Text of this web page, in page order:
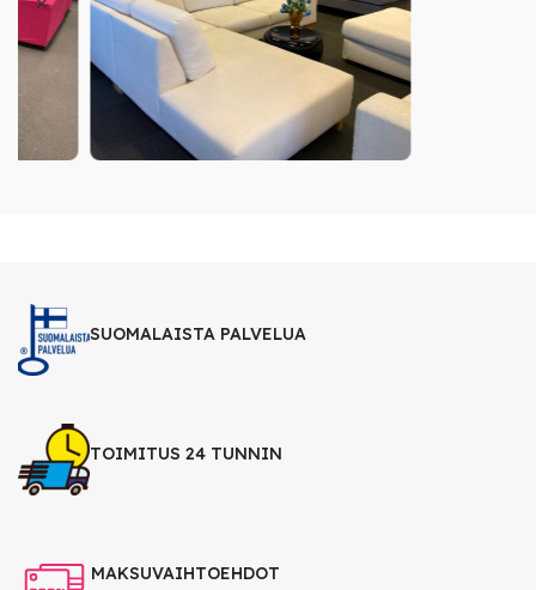
SUOMALAISTA PALVELUA
TOIMITUS 24 TUNNIN
MAKSUVAIHTOEHDOT